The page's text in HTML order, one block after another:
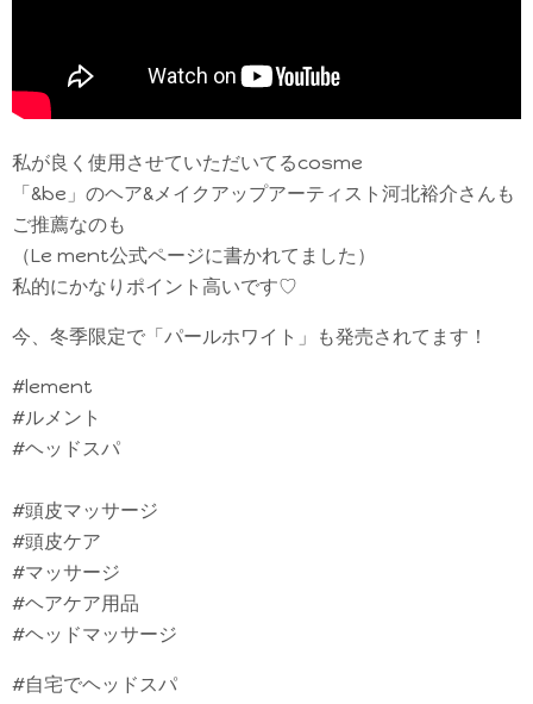
私が良く使用させていただいてるcosme
「&be」のヘア&メイクアップアーティスト河北裕介さんも
ご推薦なのも
（Le ment公式ページに書かれてました）
私的にかなりポイント高いです♡
今、冬季限定で「パールホワイト」も発売されてます！
#lement
#ルメント
#ヘッドスパ
#頭皮マッサージ
#頭皮ケア
#マッサージ
#ヘアケア用品
#ヘッドマッサージ
#自宅でヘッドスパ